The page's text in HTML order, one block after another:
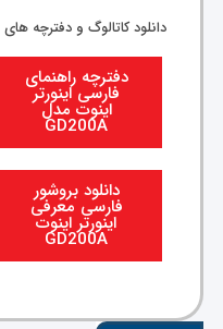
دانلود کاتالوگ و دفترچه
دفترچه راهنمای
فارسی اینورتر
اینوت مدل
GD200A
دانلود بروشور
فارسی معرفی
اینورتر اینوت
GD200A